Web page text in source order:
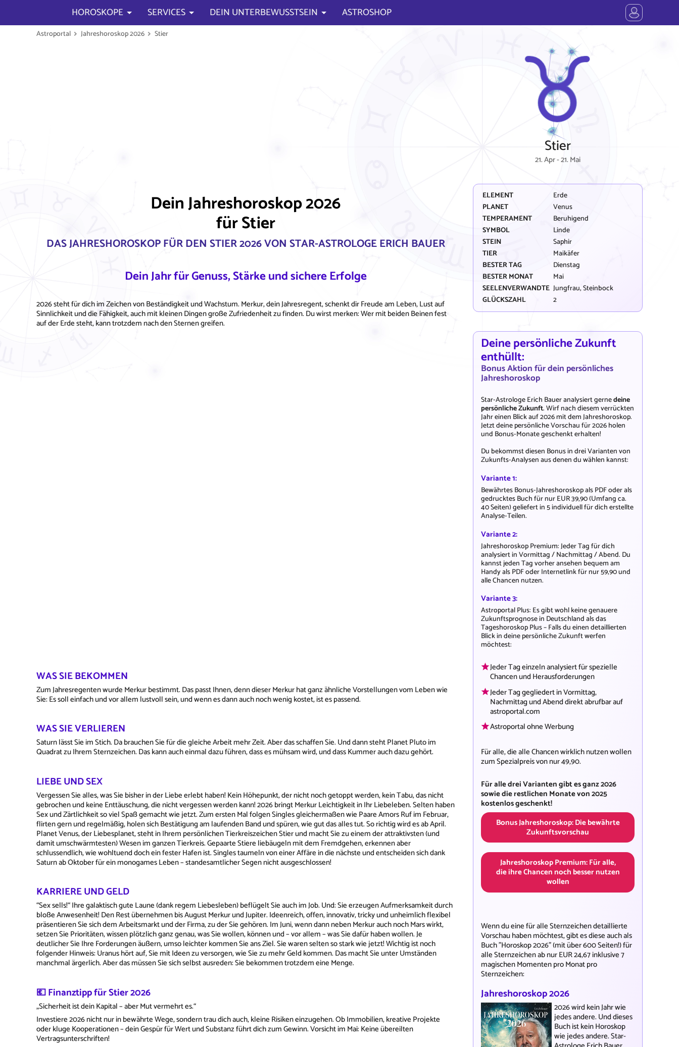
HOROSKOPE SERVICES DEIN UNTERBEWUSSTSEIN ASTROSHOP
Astroportal Jahreshoroskop 2026 Stier
Dein Jahreshoroskop 2026
für Stier
DAS JAHRESHOROSKOP FÜR DEN STIER 2026 VON STAR-ASTROLOGE ERICH BAUER
Dein Jahr für Genuss, Stärke und sichere Erfolge
2026 steht für dich im Zeichen von Beständigkeit und Wachstum. Merkur, dein Jahresregent, schenkt dir Freude am Leben, Lust auf
Sinnlichkeit und die Fähigkeit, auch mit kleinen Dingen große Zufriedenheit zu finden. Du wirst merken: Wer mit beiden Beinen fest
auf der Erde steht, kann trotzdem nach den Sternen greifen.
WAS SIE BEKOMMEN
Zum Jahresregenten wurde Merkur bestimmt. Das passt Ihnen, denn dieser Merkur hat ganz ähnliche Vorstellungen vom Leben wie
Sie: Es soll einfach und vor allem lustvoll sein, und wenn es dann auch noch wenig kostet, ist es passend.
WAS SIE VERLIEREN
Saturn lässt Sie im Stich. Da brauchen Sie für die gleiche Arbeit mehr Zeit. Aber das schaffen Sie. Und dann steht Planet Pluto im
Quadrat zu Ihrem Sternzeichen. Das kann auch einmal dazu führen, dass es mühsam wird, und dass Kummer auch dazu gehört.
LIEBE UND SEX
Vergessen Sie alles, was Sie bisher in der Liebe erlebt haben! Kein Höhepunkt, der nicht noch getoppt werden, kein Tabu, das nicht
gebrochen und keine Enttäuschung, die nicht vergessen werden kann! 2026 bringt Merkur Leichtigkeit in Ihr Liebeleben. Selten haben
Sex und Zärtlichkeit so viel Spaß gemacht wie jetzt. Zum ersten Mal folgen Singles gleichermaßen wie Paare Amors Ruf im Februar,
flirten gern und regelmäßig, holen sich Bestätigung am laufenden Band und spüren, wie gut das alles tut. So richtig wird es ab April.
Planet Venus, der Liebesplanet, steht in Ihrem persönlichen Tierkreiszeichen Stier und macht Sie zu einem der attraktivsten (und
damit umschwärmtesten) Wesen im ganzen Tierkreis. Gepaarte Stiere liebäugeln mit dem Fremdgehen, erkennen aber
schlussendlich, wie wohltuend doch ein fester Hafen ist. Singles taumeln von einer Affäre in die nächste und entscheiden sich dank
Saturn ab Oktober für ein monogames Leben – standesamtlicher Segen nicht ausgeschlossen!
KARRIERE UND GELD
“Sex sells!“ Ihre galaktisch gute Laune (dank regem Liebesleben) beflügelt Sie auch im Job. Und: Sie erzeugen Aufmerksamkeit durch
bloße Anwesenheit! Den Rest übernehmen bis August Merkur und Jupiter. Ideenreich, offen, innovativ, tricky und unheimlich flexibel
präsentieren Sie sich dem Arbeitsmarkt und der Firma, zu der Sie gehören. Im Juni, wenn dann neben Merkur auch noch Mars wirkt,
setzen Sie Prioritäten, wissen plötzlich ganz genau, was Sie wollen, können und – vor allem – was Sie dafür haben wollen. Je
deutlicher Sie Ihre Forderungen äußern, umso leichter kommen Sie ans Ziel. Sie waren selten so stark wie jetzt! Wichtig ist noch
folgender Hinweis: Uranus hört auf, Sie mit Ideen zu versorgen, wie Sie zu mehr Geld kommen. Das macht Sie unter Umständen
manchmal ärgerlich. Aber das müssen Sie sich selbst ausreden: Sie bekommen trotzdem eine Menge.
💶 Finanztipp für Stier 2026
„Sicherheit ist dein Kapital – aber Mut vermehrt es.“
Investiere 2026 nicht nur in bewährte Wege, sondern trau dich auch, kleine Risiken einzugehen. Ob Immobilien, kreative Projekte
oder kluge Kooperationen – dein Gespür für Wert und Substanz führt dich zum Gewinn. Vorsicht im Mai: Keine übereilten
Vertragsunterschriften!
Stier
21. Apr - 21. Mai
ELEMENT
Erde
PLANET
Venus
TEMPERAMENT
Beruhigend
SYMBOL
Linde
STEIN
Saphir
TIER
Maikäfer
BESTER TAG
Dienstag
BESTER MONAT
Mai
SEELENVERWANDTE Jungfrau, Steinbock
GLÜCKSZAHL
2
Deine persönliche Zukunft
enthüllt:
Bonus Aktion für dein persönliches
Jahreshoroskop
Star-Astrologe Erich Bauer analysiert gernedeine
persönliche Zukunft. Wirf nach diesem verrückten
Jahr einen Blick auf 2026 mit dem Jahreshoroskop.
Jetzt deine persönliche Vorschau für 2026 holen
und Bonus-Monate geschenkt erhalten!
Du bekommst diesen Bonus in drei Varianten von
Zukunfts-Analysen aus denen du wählen kannst:
Variante 1:
Bewährtes Bonus-Jahreshoroskop als PDF oder als
gedrucktes Buch für nur EUR 39,90 (Umfang ca.
40 Seiten) geliefert in 5 individuell für dich erstellte
Analyse-Teilen.
Variante 2:
Jahreshoroskop Premium: Jeder Tag für dich
analysiert in Vormittag / Nachmittag / Abend. Du
kannst jeden Tag vorher ansehen bequem am
Handy als PDF oder Internetlink für nur 59,90 und
alle Chancen nutzen.
Variante 3:
Astroportal Plus: Es gibt wohl keine genauere
Zukunftsprognose in Deutschland als das
Tageshoroskop Plus – Falls du einen detaillierten
Blick in deine persönliche Zukunft werfen
möchtest:
Jeder Tag einzeln analysiert für spezielle
Chancen und Herausforderungen
Jeder Tag gegliedert in Vormittag,
Nachmittag und Abend direkt abrufbar auf
astroportal.com
Astroportal ohne Werbung
Für alle, die alle Chancen wirklich nutzen wollen
zum Spezialpreis von nur 49,90.
Für alle drei Varianten gibt es ganz 2026
sowie die restlichen Monate von 2025
kostenlos geschenkt!
Bonus Jahreshoroskop: Die bewährte
Zukunftsvorschau
Jahreshoroskop Premium: Für alle,
die ihre Chancen noch besser nutzen
wollen
Wenn du eine für alle Sternzeichen detaillierte
Vorschau haben möchtest, gibt es diese auch als
Buch "Horoskop 2026" (mit über 600 Seiten!) für
alle Sternzeichen ab nur EUR 24,67 inklusive 7
magischen Momenten pro Monat pro
Sternzeichen:
Jahreshoroskop 2026
2026 wird kein Jahr wie
jedes andere. Und dieses
Buch ist kein Horoskop
wie jedes andere. Star-